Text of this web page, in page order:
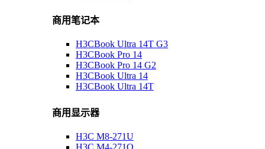
商用笔记本
H3CBook Ultra 14T G3
H3CBook Pro 14
H3CBook Pro 14 G2
H3CBook Ultra 14
H3CBook Ultra 14T
商用显示器
H3C M8-271U
H3C M4-271Q